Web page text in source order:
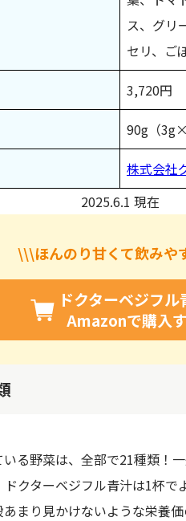
ス、グリ
セリ、ご
3,720円
90g（
株式会社
2025.6.1 現在
\\\ほんのり甘くて飲みや
ドクターベジフル
Amazonで購入
る野菜は、全部で21種類！
クターベジフル青汁は1杯で
まり見かけないような栄養